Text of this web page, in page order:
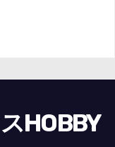
HOBBY